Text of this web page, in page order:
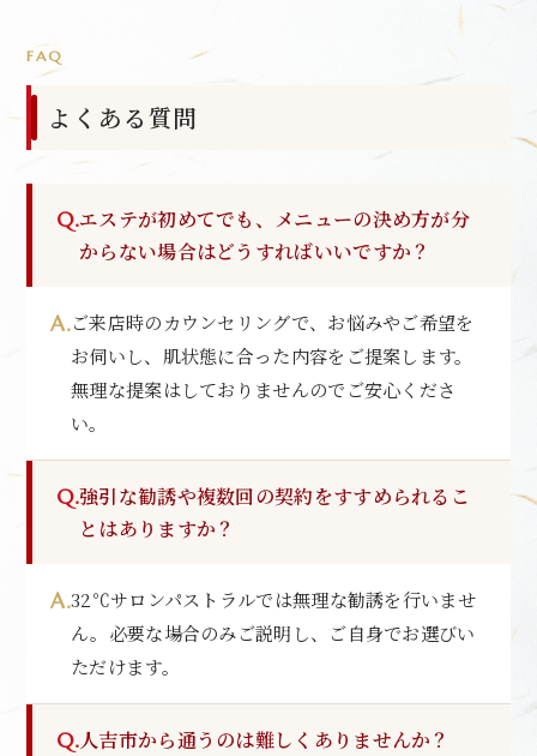
FAQ
よくある質問
エステが初めてでも、メニューの決め方が分
からない場合はどうすればいいですか？
ご来店時のカウンセリングで、お悩みやご希望を
お伺いし、肌状態に合った内容をご提案します。
無理な提案はしておりませんのでご安心くださ
い。
強引な勧誘や複数回の契約をすすめられるこ
とはありますか？
32℃サロンパストラルでは無理な勧誘を行いませ
ん。必要な場合のみご説明し、ご自身でお選びい
ただけます。
人吉市から通うのは難しくありませんか？